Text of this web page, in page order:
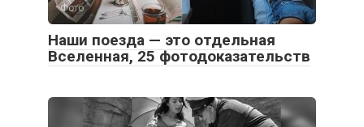
Фото
Наши поезда — это отдельная
Вселенная, 25 фотодоказательств